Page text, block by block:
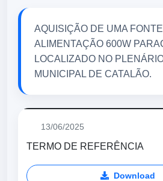
AQUISIÇÃO DE UMA
ALIMENTAÇÃO 600W
LOCALIZADO NO
MUNICIPAL DE CATALÃO.
13/06/2025
TERMO DE REFERÊNCIA
Download